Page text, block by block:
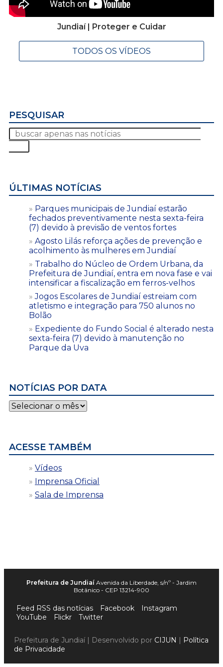
Jundiaí | Proteger e Cuidar
TODOS OS VÍDEOS
PESQUISAR
ÚLTIMAS NOTÍCIAS
Parques municipais de Jundiaí estarão
fechados preventivamente nesta sexta-feira
(7) devido à previsão de ventos fortes
Agosto Lilás reforça ações de prevenção e
acolhimento às mulheres em Jundiaí
Trabalho do Núcleo de Ordem Urbana, da
Prefeitura de Jundiaí, entra em nova fase e vai
intensificar a fiscalização em ferros-velhos
Jogos Escolares de Jundiaí estreiam com
atletismo e integração para 750 alunos no
Bolão
Expediente do Fundo Social é alterado nesta
sexta-feira (7) devido à manutenção no
Parque da Uva
NOTÍCIAS POR DATA
Notícias
por
ACESSE TAMBÉM
Vídeos
Imprensa Oficial
Sala de Imprensa
Prefeitura de Jundiaí Avenida da Liberdade, s/nº - Jardim
Botânico - CEP 13214-900
Feed RSS das notícias Facebook
Instagram
YouTube
Flickr Twitter
Prefeitura de Jundiaí | Desenvolvido por CIJUN | Política
de Privacidade